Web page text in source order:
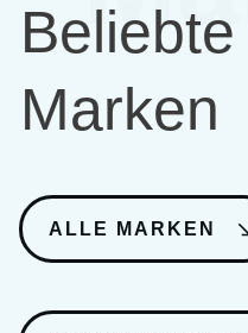
Marken
ALLE MARKEN